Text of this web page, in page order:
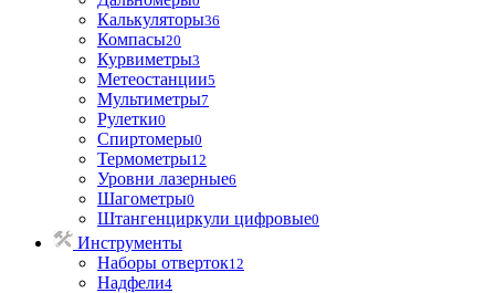
Калькуляторы36
Компасы20
Курвиметры3
Метеостанции5
Мультиметры7
Рулетки0
Спиртомеры0
Термометры12
Уровни лазерные6
Шагометры0
Штангенциркули цифровые0
Инструменты
Наборы отверток12
Надфели4